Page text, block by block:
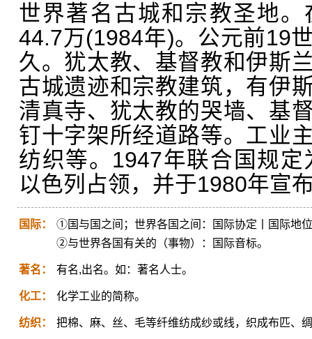
世界著名古城和宗教圣地
44.7万(1984年)。公元前19
久。犹太教、基督教和伊斯
古城遗迹和宗教建筑，有伊
清真寺、犹太教的哭墙、基
钉十字架所经道路等。工业
纺织等。1947年联合国规
以色列占领，并于1980年宣
国际：
①国与国之间；世界各国之间：国际协定丨国际地
②与世界各国有关的（事物）：国际音标。
著名： 有名,出名。如：著名人士。
化工： 化学工业的简称。
纺织： 把棉、麻、丝、毛等纤维纺成纱或线，织成布匹、